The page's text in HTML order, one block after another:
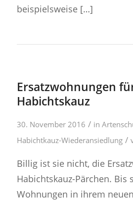
beispielsweise […]
Ersatzwohnungen
Habichtskauz
30. November 2016 / in
Habichtkauz-Wiederansiedlung /
Billig ist sie nicht, die
Habichtskauz-Pärchen. Bis
Wohnungen in ihrem neuen